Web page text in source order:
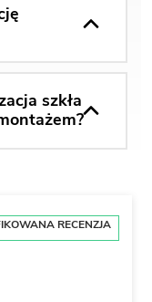
szkła
RECENZJA